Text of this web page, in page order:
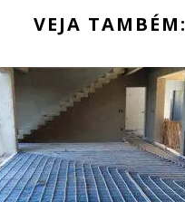
VEJA TAMBÉM: